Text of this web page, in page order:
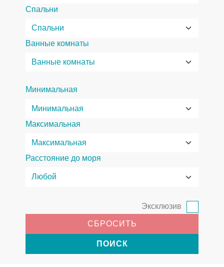
Спальни
Ванные комнаты
Минимальная
Максимальная
Расстояние до моря
Эксклюзив
СБРОСИТЬ
ПОИСК